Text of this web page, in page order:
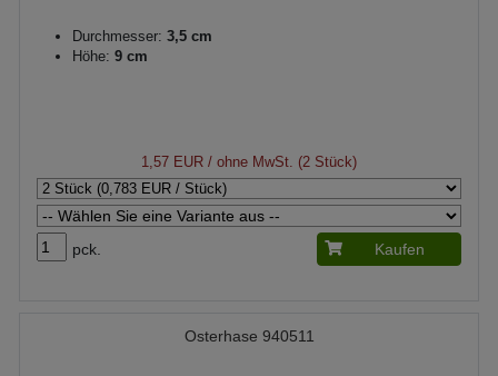
Durchmesser: 3,5 cm
Höhe: 9 cm
1,57 EUR / ohne MwSt. (2 Stück)
pck. Kaufen
Osterhase 940511